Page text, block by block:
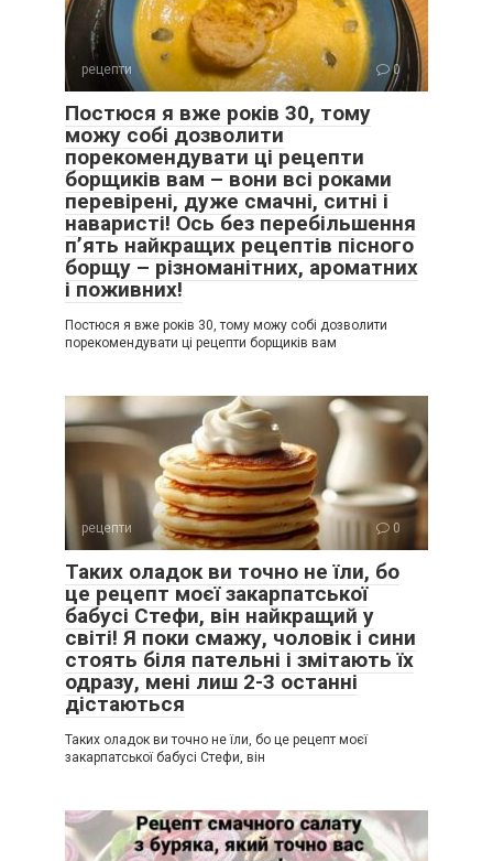
рецепти 0
Постюся я вже років 30, тому
можу собі дозволити
порекомендувати ці рецепти
борщиків вам – вони всі роками
перевірені, дуже смачні, ситні і
наваристі! Ось без перебільшення
п’ять найкращих рецептів пісного
борщу – різноманітних, ароматних
і поживних!
Постюся я вже років 30, тому можу собі дозволити
порекомендувати ці рецепти борщиків вам
рецепти 0
Таких оладок ви точно не їли, бо
це рецепт моєї закарпатської
бабусі Стефи, він найкращий у
світі! Я поки смажу, чоловік і сини
стоять біля пательні і змітають їх
одразу, мені лиш 2-3 останні
дістаються
Таких оладок ви точно не їли, бо це рецепт моєї
закарпатської бабусі Стефи, він